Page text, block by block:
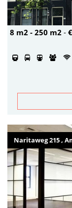
8 m2 - 250 m2 -
Naritaweg 215 ,